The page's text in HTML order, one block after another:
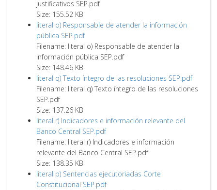
justificativos SEP.pdf
Size: 155.52 KB
literal o) Responsable de atender la información
pública SEP.pdf
Filename: literal o) Responsable de atender la
información pública SEP.pdf
Size: 148.46 KB
literal q) Texto íntegro de las resoluciones SEP.pdf
Filename: literal q) Texto íntegro de las resoluciones
SEP.pdf
Size: 137.26 KB
literal r) Indicadores e información relevante del
Banco Central SEP.pdf
Filename: literal r) Indicadores e información
relevante del Banco Central SEP.pdf
Size: 138.35 KB
literal p) Sentencias ejecutoriadas Corte
Constitucional SEP.pdf